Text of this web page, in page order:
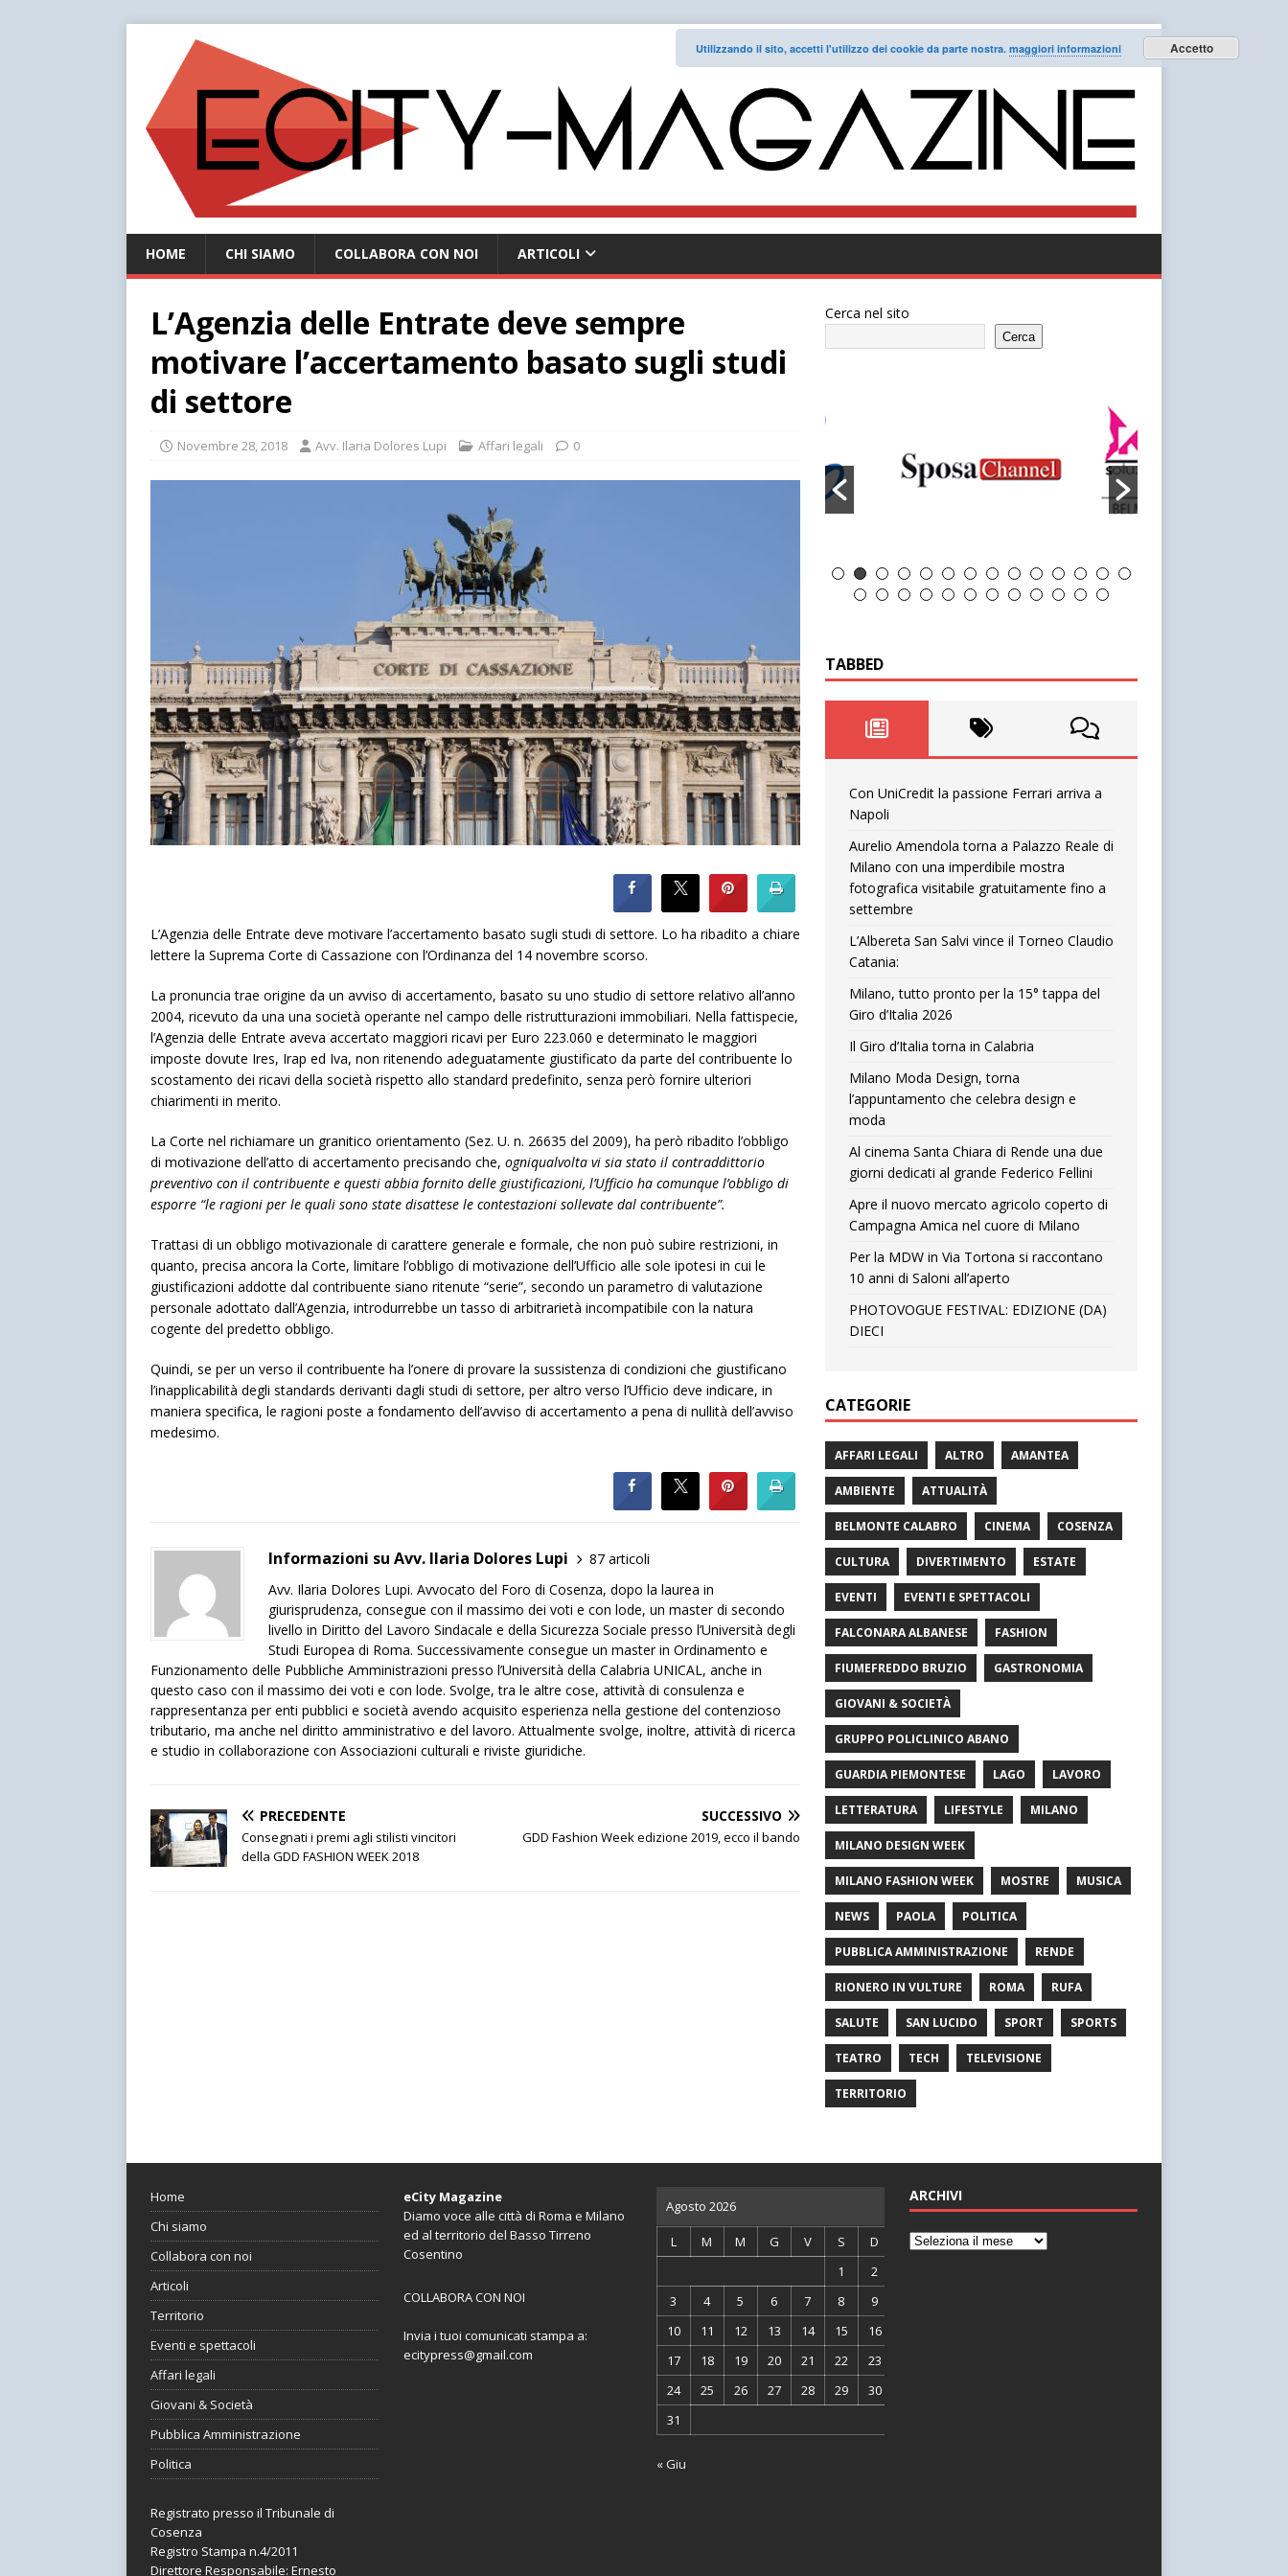
HOME CHI SIAMO COLLABORA CON NOI ARTICOLI
L’Agenzia delle Entrate deve sempre
motivare l’accertamento basato sugli studi
di settore
Novembre 28, 2018 Avv. Ilaria Dolores Lupi Affari legali 0
L’Agenzia delle Entrate deve motivare l’accertamento basato sugli studi di settore. Lo ha ribadito a chiare
lettere la Suprema Corte di Cassazione con l’Ordinanza del 14 novembre scorso.
La pronuncia trae origine da un avviso di accertamento, basato su uno studio di settore relativo all’anno
2004, ricevuto da una una società operante nel campo delle ristrutturazioni immobiliari. Nella fattispecie,
l’Agenzia delle Entrate aveva accertato maggiori ricavi per Euro 223.060 e determinato le maggiori
imposte dovute Ires, Irap ed Iva, non ritenendo adeguatamente giustificato da parte del contribuente lo
scostamento dei ricavi della società rispetto allo standard predefinito, senza però fornire ulteriori
chiarimenti in merito.
La Corte nel richiamare un granitico orientamento (Sez. U. n. 26635 del 2009), ha però ribadito l’obbligo
di motivazione dell’atto di accertamento precisando che, ogniqualvolta vi sia stato il contraddittorio
preventivo con il contribuente e questi abbia fornito delle giustificazioni, l’Ufficio ha comunque l’obbligo di
esporre “le ragioni per le quali sono state disattese le contestazioni sollevate dal contribuente”.
Trattasi di un obbligo motivazionale di carattere generale e formale, che non può subire restrizioni, in
quanto, precisa ancora la Corte, limitare l’obbligo di motivazione dell’Ufficio alle sole ipotesi in cui le
giustificazioni addotte dal contribuente siano ritenute “serie”, secondo un parametro di valutazione
personale adottato dall’Agenzia, introdurrebbe un tasso di arbitrarietà incompatibile con la natura
cogente del predetto obbligo.
Quindi, se per un verso il contribuente ha l’onere di provare la sussistenza di condizioni che giustificano
l’inapplicabilità degli standards derivanti dagli studi di settore, per altro verso l’Ufficio deve indicare, in
maniera specifica, le ragioni poste a fondamento dell’avviso di accertamento a pena di nullità dell’avviso
medesimo.
Informazioni su Avv. Ilaria Dolores Lupi
87 articoli
Avv. Ilaria Dolores Lupi. Avvocato del Foro di Cosenza, dopo la laurea in
giurisprudenza, consegue con il massimo dei voti e con lode, un master di secondo
livello in Diritto del Lavoro Sindacale e della Sicurezza Sociale presso l’Università degli
Studi Europea di Roma. Successivamente consegue un master in Ordinamento e
Funzionamento delle Pubbliche Amministrazioni presso l’Università della Calabria UNICAL, anche in
questo caso con il massimo dei voti e con lode. Svolge, tra le altre cose, attività di consulenza e
rappresentanza per enti pubblici e società avendo acquisito esperienza nella gestione del contenzioso
tributario, ma anche nel diritto amministrativo e del lavoro. Attualmente svolge, inoltre, attività di ricerca
e studio in collaborazione con Associazioni culturali e riviste giuridiche.
PRECEDENTE
Consegnati i premi agli stilisti vincitori
della GDD FASHION WEEK 2018
SUCCESSIVO
GDD Fashion Week edizione 2019, ecco il bando
Cerca nel sito
Cerca
TABBED
Con UniCredit la passione Ferrari arriva a
Napoli
Aurelio Amendola torna a Palazzo Reale di
Milano con una imperdibile mostra
fotografica visitabile gratuitamente fino a
settembre
L’Albereta San Salvi vince il Torneo Claudio
Catania:
Milano, tutto pronto per la 15° tappa del
Giro d’Italia 2026
Il Giro d’Italia torna in Calabria
Milano Moda Design, torna
l’appuntamento che celebra design e
moda
Al cinema Santa Chiara di Rende una due
giorni dedicati al grande Federico Fellini
Apre il nuovo mercato agricolo coperto di
Campagna Amica nel cuore di Milano
Per la MDW in Via Tortona si raccontano
10 anni di Saloni all’aperto
PHOTOVOGUE FESTIVAL: EDIZIONE (DA)
DIECI
CATEGORIE
AFFARI LEGALI ALTRO AMANTEA
AMBIENTE ATTUALITÀ
BELMONTE CALABRO CINEMA COSENZA
CULTURA DIVERTIMENTO ESTATE
EVENTI EVENTI E SPETTACOLI
FALCONARA ALBANESE FASHION
FIUMEFREDDO BRUZIO GASTRONOMIA
GIOVANI & SOCIETÀ
GRUPPO POLICLINICO ABANO
GUARDIA PIEMONTESE LAGO LAVORO
LETTERATURA LIFESTYLE MILANO
MILANO DESIGN WEEK
MILANO FASHION WEEK MOSTRE MUSICA
NEWS PAOLA POLITICA
PUBBLICA AMMINISTRAZIONE RENDE
RIONERO IN VULTURE ROMA RUFA
SALUTE SAN LUCIDO SPORT SPORTS
TEATRO TECH TELEVISIONE
TERRITORIO
Home
Chi siamo
Collabora con noi
Articoli
Territorio
Eventi e spettacoli
Affari legali
Giovani & Società
Pubblica Amministrazione
Politica
Registrato presso il Tribunale di
Cosenza
Registro Stampa n.4/2011
Direttore Responsabile: Ernesto
eCity Magazine
Diamo voce alle città di Roma e Milano
ed al territorio del Basso Tirreno
Cosentino
COLLABORA CON NOI
Invia i tuoi comunicati stampa a:
ecitypress@gmail.com
Agosto 2026
L M M G V S
D
1
2
3
4 5 6 7 8
9
10
11 12 13 14 15
16
17
18 19 20 21 22
23
24
25 26 27 28 29
30
31
« Giu
ARCHIVI
Utilizzando il sito, accetti l'utilizzo dei cookie da parte nostra. maggiori informazioni Accetto